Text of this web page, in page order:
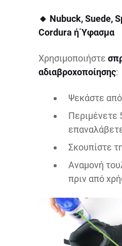
🔸 Nubuck, Suede,
Cordura ή Ύφασμα
Χρησιμοποιήστε
αδιαβροχοποίησης:
Ψεκάστε
Περιμένετε
Σκουπίστε
Αναμονή
πριν από